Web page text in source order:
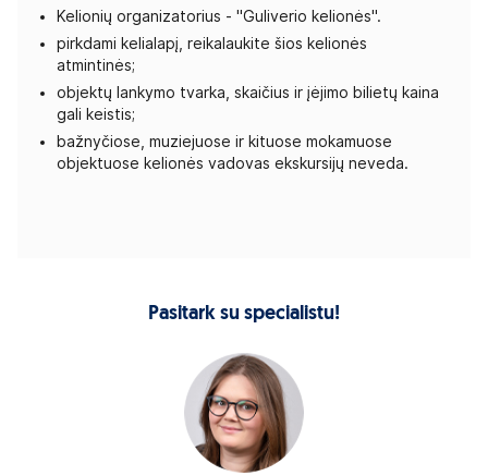
Kelionių organizatorius - "Guliverio kelionės".
pirkdami kelialapį, reikalaukite šios kelionės
atmintinės;
objektų lankymo tvarka, skaičius ir įėjimo bilietų kaina
gali keistis;
bažnyčiose, muziejuose ir kituose mokamuose
objektuose kelionės vadovas ekskursijų neveda.
Pasitark su specialistu!